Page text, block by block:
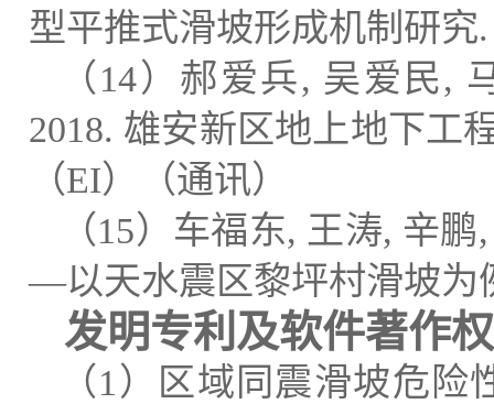
型平推式滑坡形成机制研究
（ 14）郝爱兵, 吴爱民,
2018. 雄安新区地上地下工
（EI）（通讯）
（15）车福东, 王涛, 辛鹏
—以天水震区黎坪村滑坡为
发明专利及软件著作
（ 1 ）区域同震滑坡危险